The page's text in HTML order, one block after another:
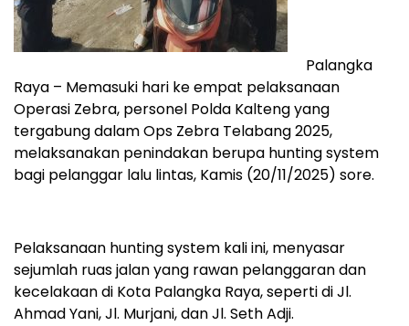
Palangka
Raya – Memasuki hari ke empat pelaksanaan
Operasi Zebra, personel Polda Kalteng yang
tergabung dalam Ops Zebra Telabang 2025,
melaksanakan penindakan berupa hunting system
bagi pelanggar lalu lintas, Kamis (20/11/2025) sore.
Pelaksanaan hunting system kali ini, menyasar
sejumlah ruas jalan yang rawan pelanggaran dan
kecelakaan di Kota Palangka Raya, seperti di Jl.
Ahmad Yani, Jl. Murjani, dan Jl. Seth Adji.